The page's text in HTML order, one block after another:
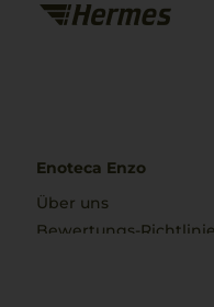
Enoteca Enzo
Über uns
Bewertungs-